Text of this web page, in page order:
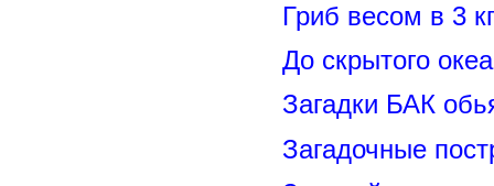
Гриб весом в 3
До скрытого
Загадки БАК
Загадочные